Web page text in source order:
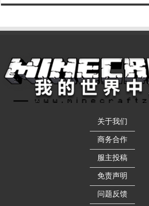
关于我们
——————
商务合作
——————
服主投稿
——————
免责声明
——————
问题反馈
——————